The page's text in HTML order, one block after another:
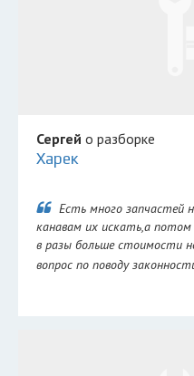
Сергей о разборке
Харек
Есть много запчастей
канавам их искать,а
в разы больше стоимости
вопрос по поводу